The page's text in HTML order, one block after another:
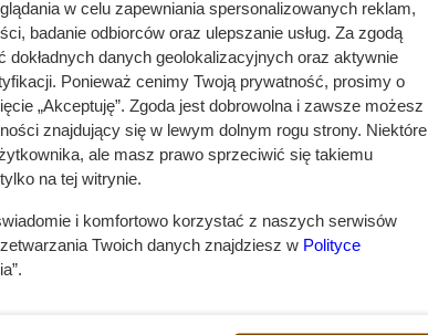
Wiktoria. W zasadzie, nic w
a także łagodnym
wyróżniają się szczeniaki oraz
artykuły o owczarkach .
ich charakter jest bardzo
szczekania
krótkowłosy może być dość
Jego zakup może być
na małą ilość hodowli w
w celu zapewniania spersonalizowanych reklam,
badanie odbiorców oraz ulepszanie usług. Za zgodą
danych geolokalizacyjnych oraz aktywnie
Ponieważ cenimy Twoją prywatność, prosimy o
„Akceptuję”. Zgoda jest dobrowolna i zawsze możesz
znajdujący się w lewym dolnym rogu strony. Niektóre
ale masz prawo sprzeciwić się takiemu
na tej witrynie.
i komfortowo korzystać z naszych serwisów
Twoich danych znajdziesz w Polityce